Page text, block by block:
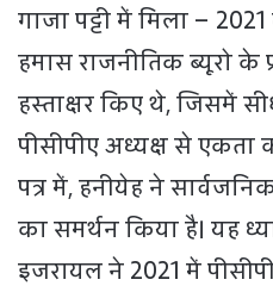
गाजा पट्टी में मिला –
हमास राजनीतिक ब्यूरो के
हस्ताक्षर किए थे, जिसमें
पीसीपीए अध्यक्ष से एकता
पत्र में, हनीयेह ने
का समर्थन किया है। यह
इजरायल ने 2021 में